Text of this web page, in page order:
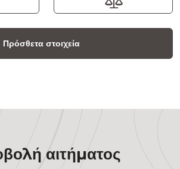
Πρόσθετα στοιχεία
αιτήματος